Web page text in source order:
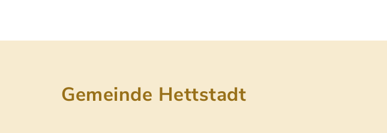
Gemeinde Hettstadt